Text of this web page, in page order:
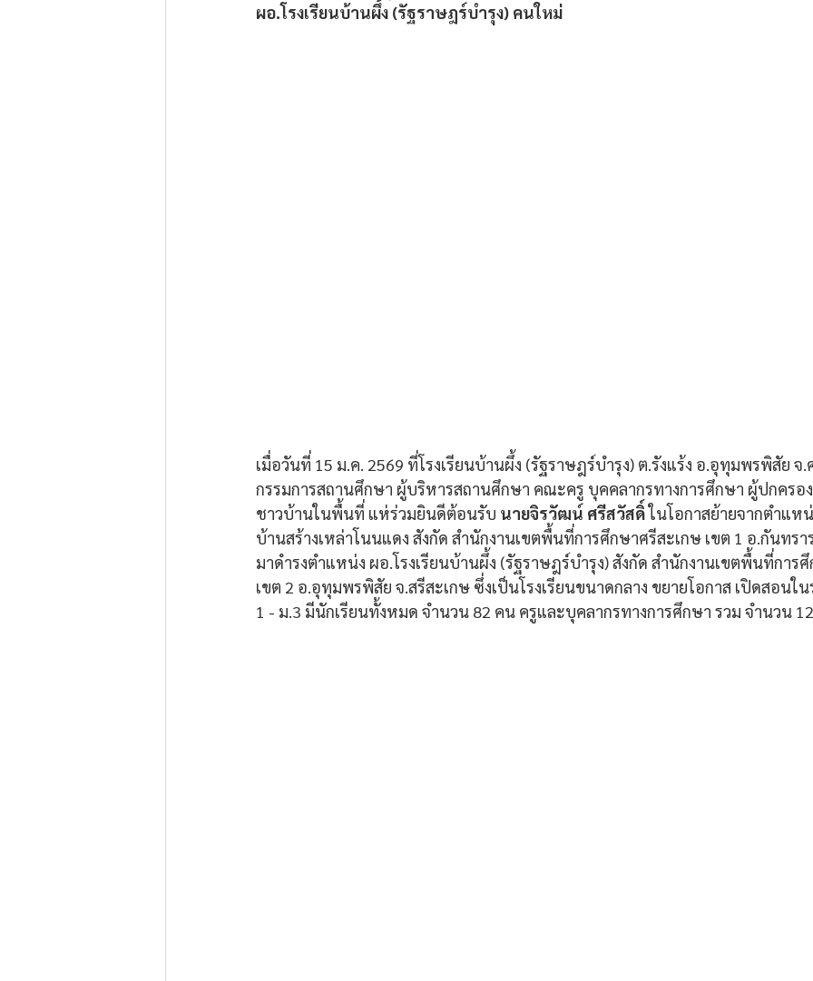
ผอ.โรงเรียนบ้านผึ้ง (รัฐราษฎร์บำรุง) คนใหม่
เมื่อวันที่ 15 ม.ค. 2569 ที่โรงเรียนบ้านผึ้ง (รัฐราษฎร์บำรุง) ต.รังแร้ง อ.อุทุมพรพิสัย จ
กรรมการสถานศึกษา ผู้บริหารสถานศึกษา คณะครู บุคคลากรทางการศึกษา ผู้ปกครอ
ชาวบ้านในพื้นที่ แห่ร่วมยินดีต้อนรับ นายจิรวัฒน์ ศรีสวัสดิ์ ในโอกาสย้ายจากตำแหน่
บ้านสร้างเหล่าโนนแดง สังกัด สำนักงานเขตพื้นที่การศึกษาศรีสะเกษ เขต 1 อ.กันทรา
มาดำรงตำแหน่ง ผอ.โรงเรียนบ้านผึ้ง (รัฐราษฎร์บำรุง) สังกัด สำนักงานเขตพื้นที่การ
เขต 2 อ.อุทุมพรพิสัย จ.สรีสะเกษ ซึ่งเป็นโรงเรียนขนาดกลาง ขยายโอกาส เปิดสอน
1 - ม.3 มีนักเรียนทั้งหมด จำนวน 82 คน ครูและบุคลากรทางการศึกษา รวม จำนวน